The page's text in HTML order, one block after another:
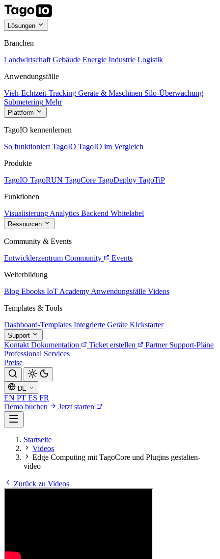
Lösungen
Branchen
Landwirtschaft Gebäude Energie Industrie Logistik
Anwendungsfälle
Vieh-Echtzeit-Tracking Geräte & Maschinen Silo-Überwachung
Submetering Mehr
Plattform
TagoIO kennenlernen
So funktioniert TagoIO TagoIO im Vergleich
Produkte
TagoIO TagoRUN TagoCore TagoDeploy TagoTiP
Funktionen
Visualisierung Analytics Backend Whitelabel
Ressourcen
Community & Events
Entwicklerzentrum Community
Events
Weiterbildung
Blog Ebooks IoT Academy Anwendungsfälle Videos
Templates & Tools
Dashboard-Templates Integrierte Geräte Kickstarter
Support
Kontakt Dokumentation Ticket erstellen Partner Support-Pläne
Professional Services
Preise
DE
EN PT ES FR
Demo buchen
Jetzt starten
Startseite
Videos
Edge Computing mit TagoCore und Plugins gestalten-
video
Zurück zu Videos